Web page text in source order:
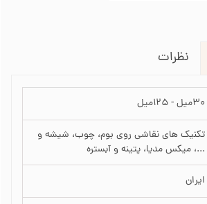
نظرات
30میل - 125میل
تکنیک های نقاشی روی بوم، چوب، شیشه و
...، میکس مدیا، پتینه و آبستره
ایران